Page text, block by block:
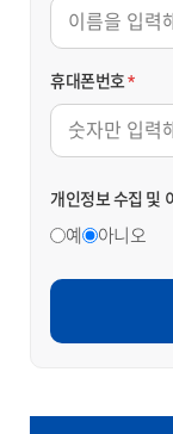
휴대폰번호*
개인정보 수집 및
예 아니오